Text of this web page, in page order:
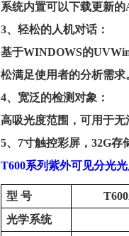
系统内置可以下载更新的
3、轻松的人机对话：
基于WINDOWS的
松满足使用者的分析需求
4、宽泛的检测对象：
高吸光度范围，可用于无
5、 7寸触控彩屏， 32G存
T600系列紫外可见分光光
型 号
光学系统